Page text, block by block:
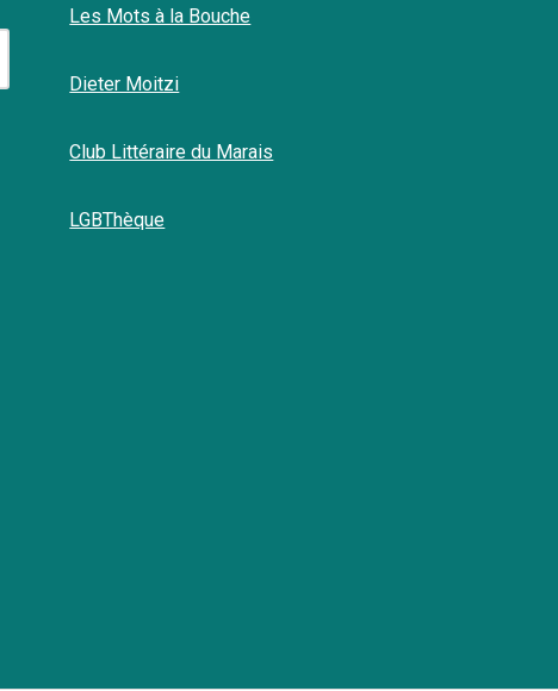
Les Mots à la Bouche
Dieter Moitzi
Club Littéraire du Marais
LGBThèque